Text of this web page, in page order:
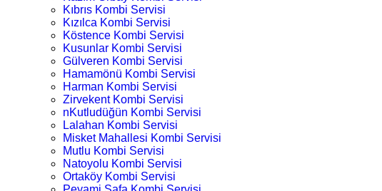
Kıbrıs Kombi Servisi
Kızılca Kombi Servisi
Köstence Kombi Servisi
Kusunlar Kombi Servisi
Gülveren Kombi Servisi
Hamamönü Kombi Servisi
Harman Kombi Servisi
Zirvekent Kombi Servisi
nKutludüğün Kombi Servisi
Lalahan Kombi Servisi
Misket Mahallesi Kombi Servisi
Mutlu Kombi Servisi
Natoyolu Kombi Servisi
Ortaköy Kombi Servisi